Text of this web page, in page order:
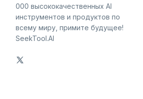
000 высококачественных AI
инструментов и продуктов по
всему миру, примите будущее!
SeekTool.AI